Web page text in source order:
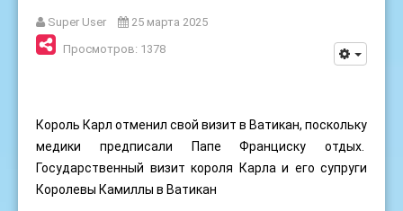
Super User
25 марта 2025
Просмотров: 1378
Король Карл отменил свой визит в Ватикан, поскольку
медики предписали Папе Франциску отдых.
Государственный визит короля Карла и его супруги
Королевы Камиллы в Ватикан